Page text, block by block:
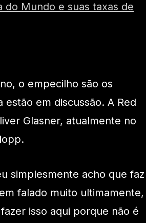
Mundo e suas taxas de
o empecilho são os
em discussão. A Red
Glasner, atualmente no
simplesmente acho que faz
falado muito ultimamente,
isso aqui porque não é